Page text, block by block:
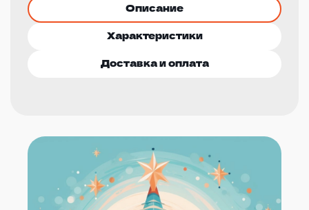
Описание
Характеристики
Доставка и оплата